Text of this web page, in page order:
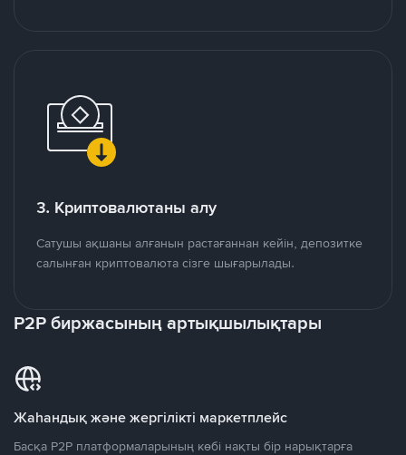
3. Криптовалютаны алу
Сатушы ақшаны алғанын растағаннан кейін, депозитке
салынған криптовалюта сізге шығарылады.
P2P биржасының артықшылықтары
Жаһандық және жергілікті маркетплейс
Басқа P2P платформаларының көбі нақты бір нарықтарға